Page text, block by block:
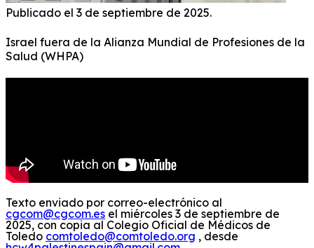
Publicado el 3 de septiembre de 2025.
Israel fuera de la Alianza Mundial de Profesiones de la
Salud (WHPA)
Texto enviado por correo-electrónico al
cgcom@cgcom.es el miércoles 3 de septiembre de
2025, con copia al Colegio Oficial de Médicos de
Toledo comtoledo@comtoledo.org , desde